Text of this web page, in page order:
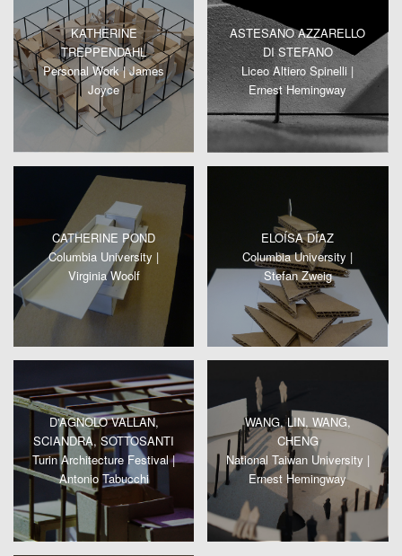
KATHERINE
TREPPENDAHL
Personal Work | James
Joyce
ASTESANO AZZARELLO
DI STEFANO
Liceo Altiero Spinelli |
Ernest Hemingway
CATHERINE POND
Columbia University |
Virginia Woolf
ELOÍSA DÍAZ
Columbia University |
Stefan Zweig
D'AGNOLO VALLAN,
SCIANDRA, SOTTOSANTI
Turin Architecture Festival |
Antonio Tabucchi
WANG, LIN, WANG,
CHENG
National Taiwan University |
Ernest Hemingway